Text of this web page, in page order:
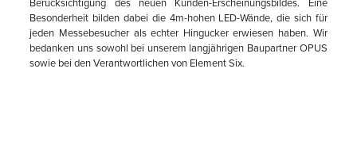
Besonderheit bilden dabei die 4m-hohen LED-Wände, die sich für
jeden Messebesucher als echter Hingucker erwiesen haben. Wir
bedanken uns sowohl bei unserem langjährigen Baupartner OPUS
sowie bei den Verantwortlichen von Element Six.